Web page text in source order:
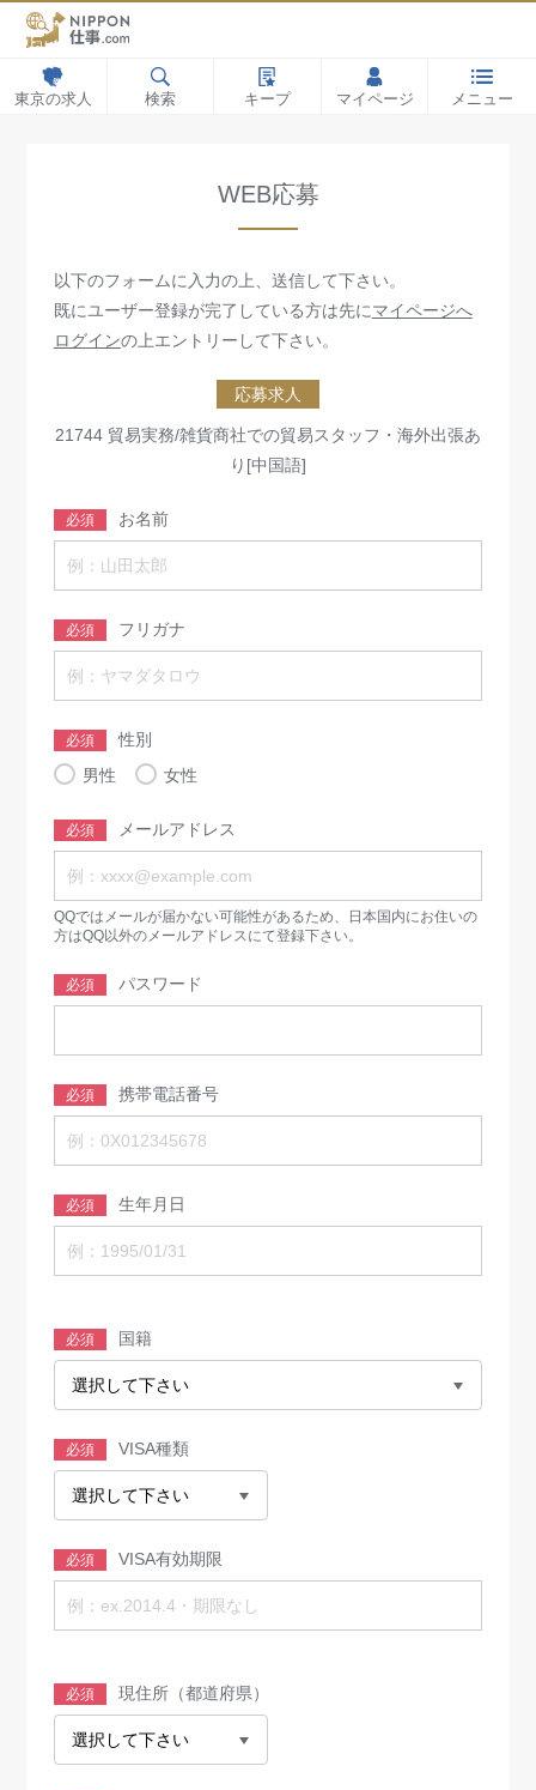
東京の求人 検索 キープ マイページ メニュー
WEB応募
以下のフォームに入力の上、送信して下さい。
既にユーザー登録が完了している方は先にマイページへ
ログインの上エントリーして下さい。
応募求人
21744 貿易実務/雑貨商社での貿易スタッフ・海外出張あ
り[中国語]
必須 お名前
必須 フリガナ
必須
性別
男性
女性
必須 メールアドレス
QQではメールが届かない可能性があるため、日本国内にお住いの
方はQQ以外のメールアドレスにて登録下さい。
必須 パスワード
必須 携帯電話番号
必須 生年月日
必須 国籍
必須 VISA種類
必須 VISA有効期限
必須 現住所（都道府県）